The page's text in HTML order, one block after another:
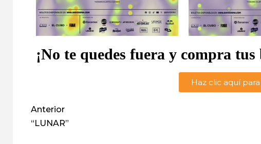
¡No te quedes fuera y compra
Haz clic aquí
Anterior
“LUNAR”